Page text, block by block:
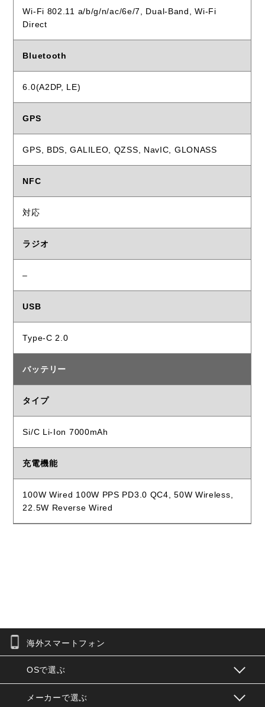
Wi-Fi 802.11 a/b/g/n/ac/6e/7, Dual-Band, Wi-Fi
Direct
Bluetooth
6.0(A2DP, LE)
GPS
GPS, BDS, GALILEO, QZSS, NavIC, GLONASS
NFC
対応
ラジオ
–
USB
Type-C 2.0
バッテリー
タイプ
Si/C Li-Ion 7000mAh
充電機能
100W Wired 100W PPS PD3.0 QC4, 50W Wireless,
22.5W Reverse Wired
お問合せフォーム
海外スマートフォン
OSで選ぶ
メーカーで選ぶ